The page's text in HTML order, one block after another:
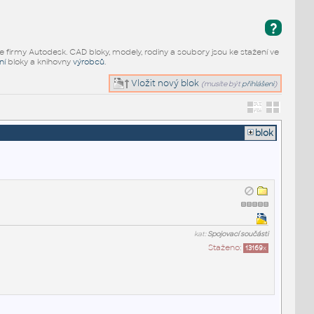
?
firmy Autodesk. CAD bloky, modely, rodiny a soubory jsou ke stažení ve
bloky a knihovny výrobců.
Vložit nový blok (musíte být přihlášeni)
blok
kat:Spojovací součásti
Staženo: 13169x